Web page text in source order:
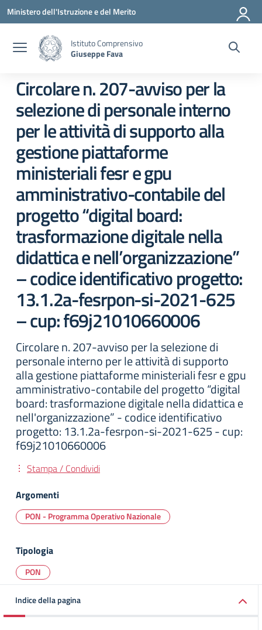
Vai ai contenuti
Vai al menu di navigazione
Vai al footer
Ministero dell'Istruzione e del Merito
Istituto Comprensivo
Giuseppe Fava
Circolare n. 207-avviso per la
selezione di personale interno
per le attività di supporto alla
gestione piattaforme
ministeriali fesr e gpu
amministrativo-contabile del
progetto “digital board:
trasformazione digitale nella
didattica e nell’organizzazione”
– codice identificativo progetto:
13.1.2a-fesrpon-si-2021-625
– cup: f69j21010660006
Circolare n. 207-avviso per la selezione di
personale interno per le attività di supporto
alla gestione piattaforme ministeriali fesr e gpu
amministrativo-contabile del progetto “digital
board: trasformazione digitale nella didattica e
nell'organizzazione” - codice identificativo
progetto: 13.1.2a-fesrpon-si-2021-625 - cup:
f69j21010660006
Stampa / Condividi
Argomenti
PON - Programma Operativo Nazionale
Tipologia
PON
Indice della pagina